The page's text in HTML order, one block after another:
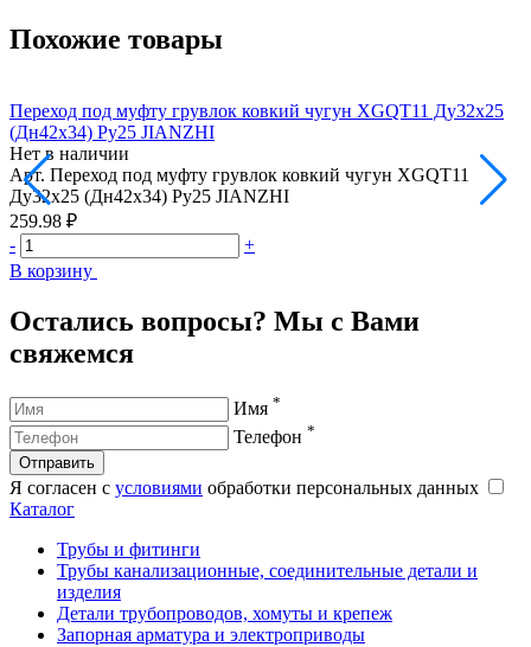
Похожие товары
Переход под муфту грувлок ковкий чугун XGQT11 Ду32х25
(Дн42х34) Ру25 JIANZHI
Нет в наличии
Арт. Переход под муфту грувлок ковкий чугун XGQT11
Ду32х25 (Дн42х34) Ру25 JIANZHI
259.98 ₽
-
+
В корзину
Остались вопросы? Мы с Вами
свяжемся
Имя *
Телефон *
Отправить
Я согласен с условиями обработки персональных данных
Каталог
Трубы и фитинги
Трубы канализационные, соединительные детали и
изделия
Детали трубопроводов, хомуты и крепеж
Запорная арматура и электроприводы